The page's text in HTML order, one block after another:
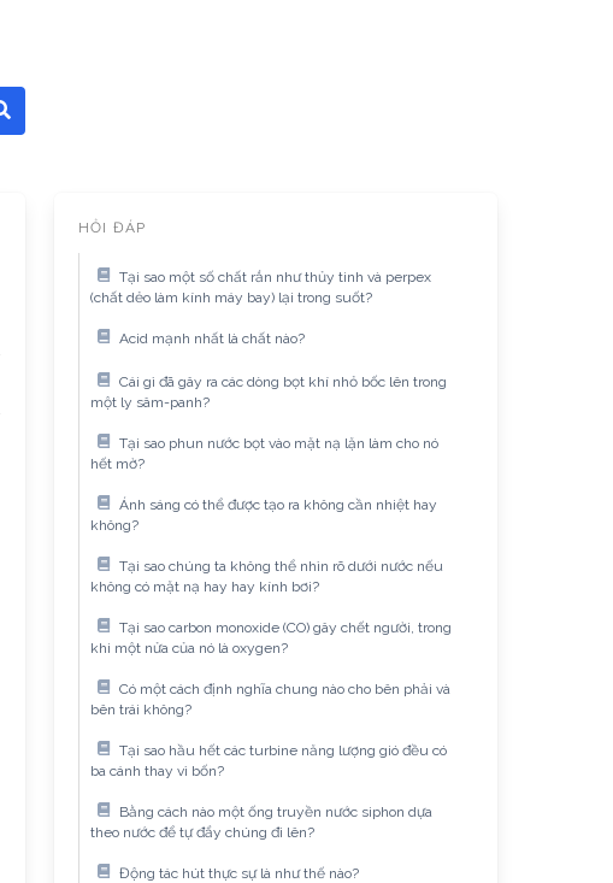
HỎI ĐÁP
Tại sao một số chất rắn như thủy tinh và perpex
(chất dẻo làm kính máy bay) lại trong suốt?
Acid mạnh nhất là chất nào?
Cái gì đã gây ra các dòng bọt khí nhỏ bốc lên trong
một ly sâm-panh?
Tại sao phun nước bọt vào mặt nạ lặn làm cho nó
hết mờ?
Ánh sáng có thể được tạo ra không cần nhiệt hay
không?
Tại sao chúng ta không thể nhìn rõ dưới nước nếu
không có mặt nạ hay hay kính bơi?
Tại sao carbon monoxide (CO) gây chết người, trong
khi một nửa của nó là oxygen?
Có một cách định nghĩa chung nào cho bên phải và
bên trái không?
Tại sao hầu hết các turbine năng lượng gió đều có
ba cánh thay vì bốn?
Bằng cách nào một ống truyền nước siphon dựa
theo nước để tự đẩy chúng đi lên?
Động tác hút thực sự là như thế nào?